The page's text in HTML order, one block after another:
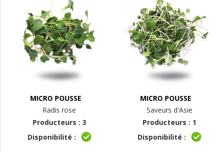
MICRO POUSSE
Radis rose
Producteurs : 3
Disponibilité :
MICRO POUSSE
Saveurs d'Asie
Producteurs : 1
Disponibilité :